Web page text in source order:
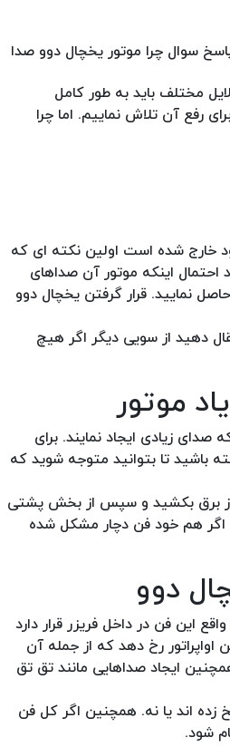
سوال چرا موتور یخچال دوو صدا
مختلف باید به طور کامل
رفع آن تلاش نماییم. اما چرا
خارج شده است اولین نکته ای که
احتمال اینکه موتور آن صداهای
نمایید. قرار گرفتن یخچال دوو
دهید از سویی دیگر اگر هیچ
موتور
زیادی ایجاد نمایند. برای
تا بتوانید متوجه شوید که
از برق بکشید و سپس از بخش پشتی
اگر هم خود فن دچار مشکل شده
دوو
این فن در داخل فریزر قرار دارد
رخ دهد که از جمله آن
ایجاد صداهایی مانند تق تق
زده اند یا نه. همچنین اگر کل فن
شود.